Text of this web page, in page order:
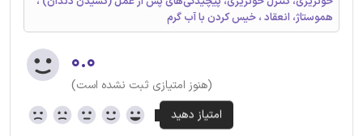
هموستاژ، انعقاد ، خیس کردن با آب گرم
۰.۰
(هنوز امتیازی ثبت نشده است)